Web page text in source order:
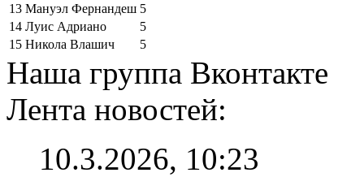
13 Мануэл Фернандеш 5
14 Луис Адриано
5
15 Никола Влашич 5
Наша группа Вконтакте
Лента новостей:
10.3.2026, 10:23